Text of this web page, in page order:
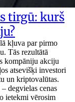
tirgū: kurš
kļuva par pirmo
Tās rezultātā
kompāniju akciju
atsevišķi investori
un kriptovalūtas.
degvielas cenas
ietekmi vērosim